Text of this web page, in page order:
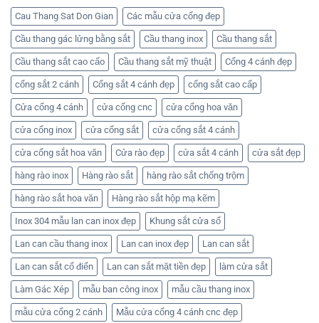
nhất
hiện
nay
Nhận
báo
giá
tốt
nhất
ở
Cơ
khí
Huỳnh
Tuấn
Phát
hàng
rào
đẹp
–
Liên
hệ
Cơ
khí
Huỳnh
Tuấn
Phát
để
nhận
báo
giá
Cau Thang Sat Don Gian Các mẫu cửa cổng đẹp
Cầu thang gác lửng bằng sắt Cầu thang inox Cầu thang sắt
Cầu thang sắt cao cấo Cầu thang sắt mỹ thuật Cổng 4 cánh đẹp
cổng sắt 2 cánh Cổng sắt 4 cánh đẹp cổng sắt cao cấp
Cửa cổng 4 cánh cửa cổng cnc cửa cổng hoa văn
cửa cổng inox cửa cổng sắt cửa cổng sắt 4 cánh
cửa cổng sắt hoa văn Cửa rào đẹp cửa sắt 4 cánh cửa sắt đẹp
hàng rào inox Hàng rào sắt hàng rào sắt chống trộm
hàng rào sắt hoa văn Hàng rào sắt hộp mạ kẽm
Inox 304 mẫu lan can inox đẹp Khung sắt cửa sổ
Lan can cầu thang inox Lan can inox đẹp Lan can sắt
Lan can sắt cổ điển Lan can sắt mặt tiền đẹp làm cửa sắt
Làm Gác Xép mẫu ban công inox mẫu cầu thang inox
mẫu cửa cổng 2 cánh Mẫu cửa cổng 4 cánh cnc đẹp